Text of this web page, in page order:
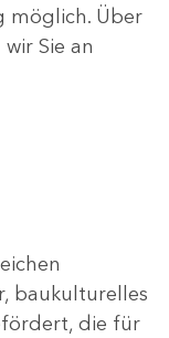
möglich. Über
Sie an
baukulturelles
die für